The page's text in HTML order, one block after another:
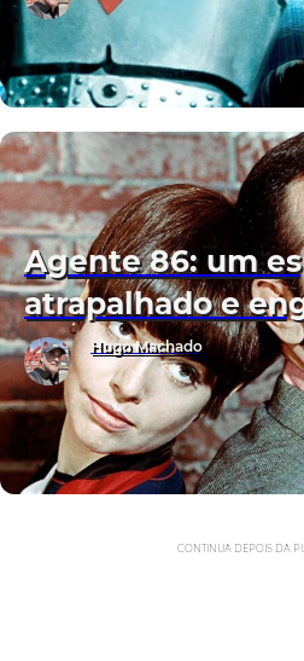
Agente 86: um
atrapalhado e
Hugo Machado
CONTINUA DEPOIS DA